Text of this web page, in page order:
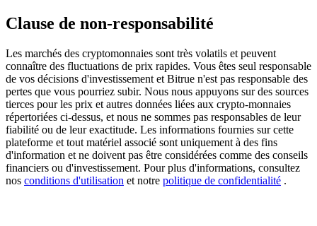
Exclusive for BitMart Users
Register & Trade to Win 500,000 USDT
Precious Metals Trading Carnival
Trade Gold & Silver · 33,333 USDT Bonus
Clause de non-responsabilité
Les marchés des cryptomonnaies sont très volatils et peuvent
connaître des fluctuations de prix rapides. Vous êtes seul responsable
de vos décisions d'investissement et Bitrue n'est pas responsable des
pertes que vous pourriez subir. Nous nous appuyons sur des sources
tierces pour les prix et autres données liées aux crypto-monnaies
répertoriées ci-dessus, et nous ne sommes pas responsables de leur
fiabilité ou de leur exactitude. Les informations fournies sur cette
plateforme et tout matériel associé sont uniquement à des fins
d'information et ne doivent pas être considérées comme des conseils
financiers ou d'investissement. Pour plus d'informations, consultez
nos conditions d'utilisation et notre politique de confidentialité .